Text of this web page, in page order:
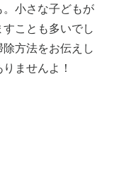
小さな子どもが
ことも多いでし
方法をお伝えし
ませんよ！